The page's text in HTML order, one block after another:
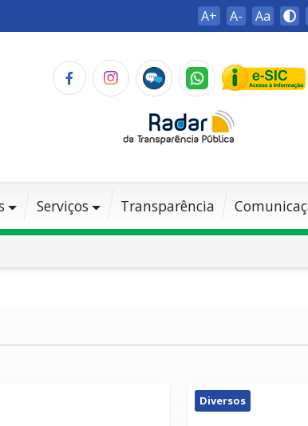
A+ A- Aa
Serviços Transparência
Diversos